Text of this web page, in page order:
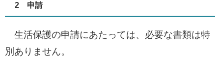
2 申請
生活保護の申請にあたっては、必要な書類は特
別ありません。